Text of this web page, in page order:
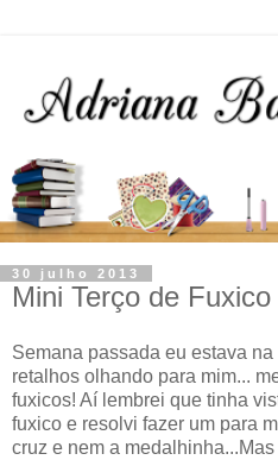
30 julho 2013
Mini Terço de Fuxico
Semana passada eu estava
retalhos olhando para mim...
fuxicos! Aí lembrei que tinha
fuxico e resolvi fazer um para
cruz e nem a